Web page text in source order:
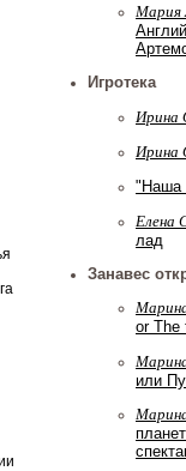
Мария
Игротека
Ирина
Ирина
"Наша
Елена
лад
Занавес
or The
или